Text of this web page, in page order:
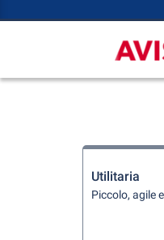
Utilitaria
Piccolo, agile